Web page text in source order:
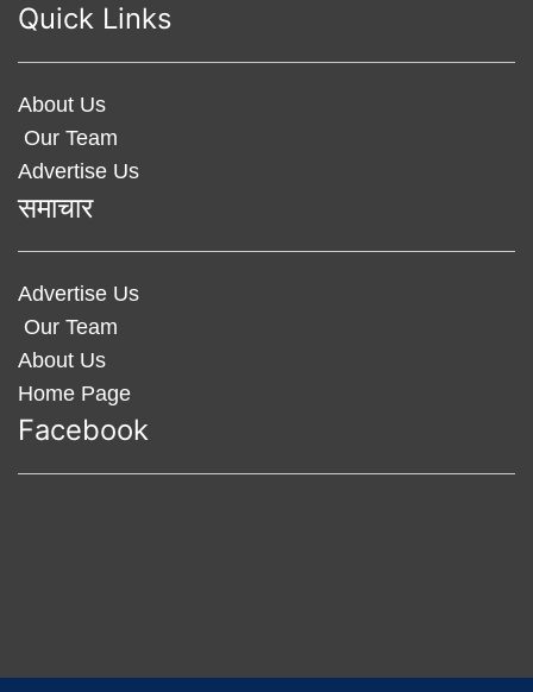
Quick Links
About Us
Our Team
Advertise Us
समाचार
Advertise Us
Our Team
About Us
Home Page
Facebook